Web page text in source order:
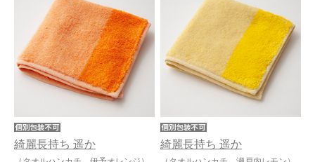
綺麗長持ち 遥か 綺麗長持ち 遥か